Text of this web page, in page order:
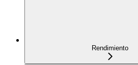
Rendimiento